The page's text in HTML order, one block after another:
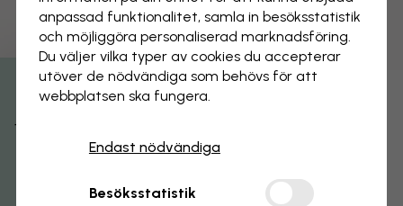
Få 15% rabatt
anpassad funktionalitet, samla in besöks­statistik
och möjliggöra personaliserad marknads­föring.
Du väljer vilka typer av cookies du accepterar
utöver de nödvändiga som behövs för att
webbplatsen ska fungera.
Endast nödvändiga
Besöksstatistik